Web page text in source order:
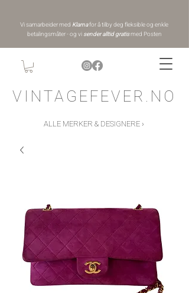
VINTAGEFEVER.NO
Vi samarbeider med Klarnafor å tilby deg fleksible og enkle
betalingsmåter - og vi sender alltid gratismed Posten
ALLE MERKER & DESIGNERE ›